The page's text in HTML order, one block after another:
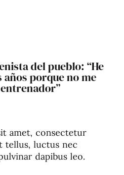
del pueblo: “He
porque no me
amet, consectetur
tellus, luctus nec
dapibus leo.